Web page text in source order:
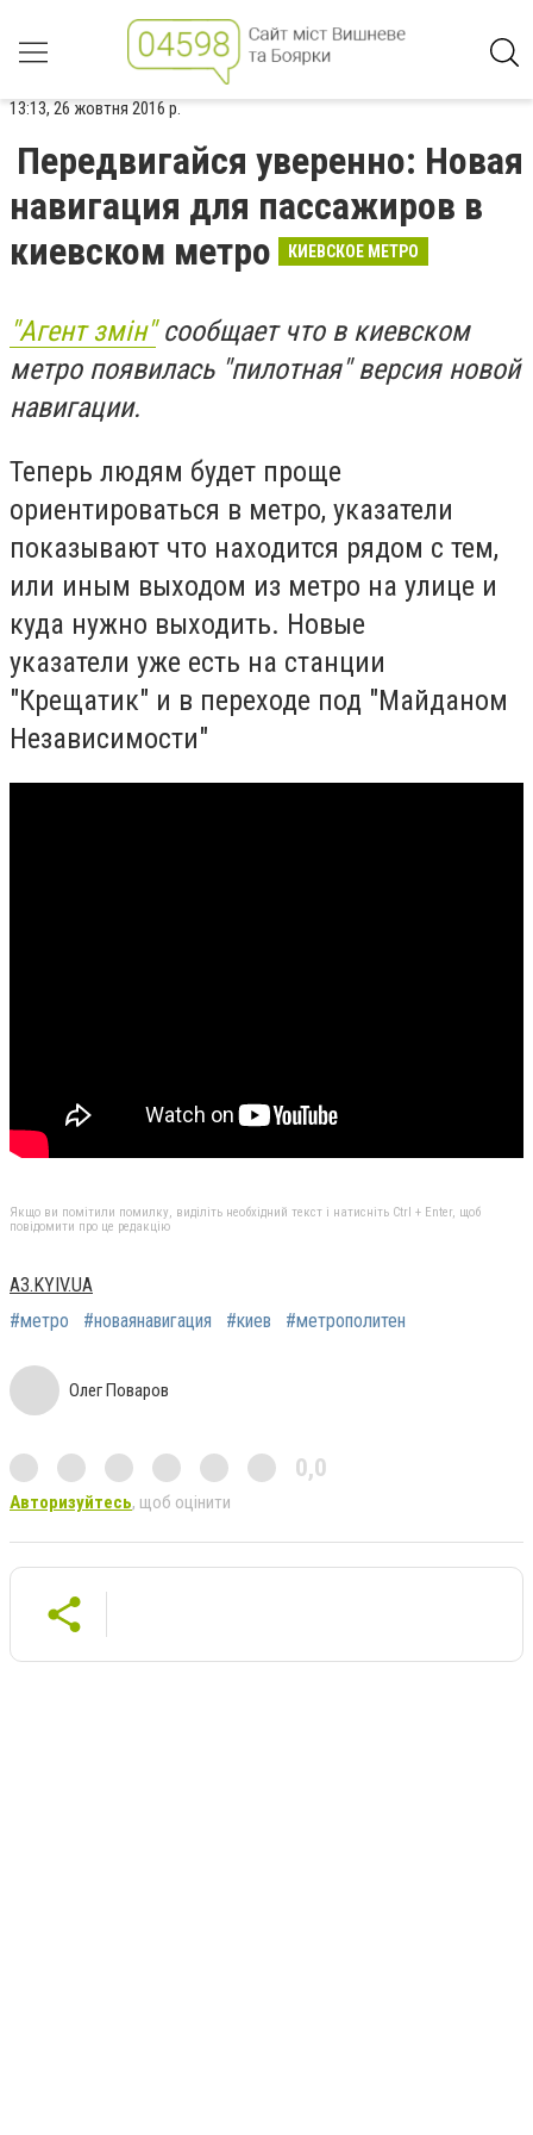
13:13, 26 жовтня 2016 р.
Передвигайся уверенно: Новая
навигация для пассажиров в
киевском метро
КИЕВСКОЕ МЕТРО
"Агент змін"сообщает что в киевском
метро появилась "пилотная" версия новой
навигации.
Теперь людям будет проще
ориентироваться в метро, указатели
показывают что находится рядом с тем,
или иным выходом из метро на улице и
куда нужно выходить. Новые
указатели уже есть на станции
"Крещатик" и в переходе под "Майданом
Независимости"
Якщо ви помітили помилку, виділіть необхідний текст і натисніть Ctrl + Enter, щоб
повідомити про це редакцію
A3.KYIV.UA
#метро
#новаянавигация #киев #метрополитен
Олег Поваров
0,0
Авторизуйтесь, щоб оцінити